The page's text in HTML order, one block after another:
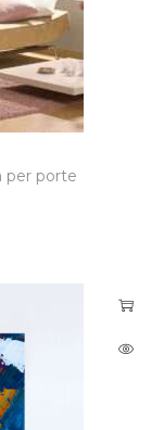
per porte